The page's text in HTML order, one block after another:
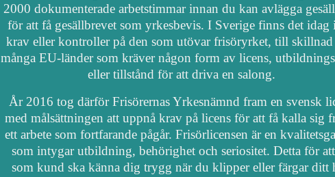
2000 dokumenterade arbetstimmar innan du kan avlägga
för att få gesällbrevet som yrkesbevis. I Sverige finns det idag
krav eller kontroller på den som utövar frisöryrket, till
många EU-länder som kräver någon form av licens,
eller tillstånd för att driva en salong.
År 2016 tog därför Frisörernas Yrkesnämnd fram en svensk
med målsättningen att uppnå krav på licens för att få kalla sig
ett arbete som fortfarande pågår. Frisörlicensen är en
som intygar utbildning, behörighet och seriositet. Detta för
som kund ska känna dig trygg när du klipper eller färgar ditt